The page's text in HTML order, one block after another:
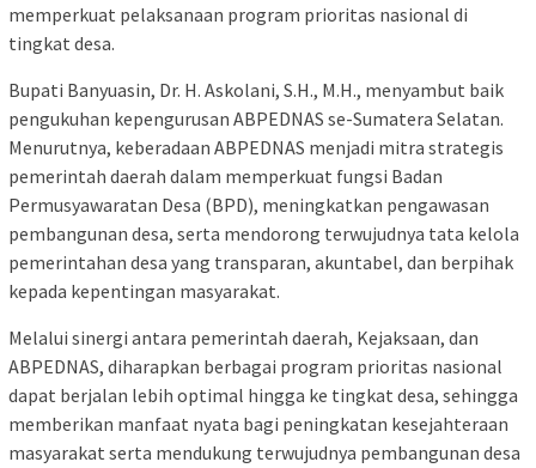
memperkuat pelaksanaan program prioritas nasional di
tingkat desa.
Bupati Banyuasin, Dr. H. Askolani, S.H., M.H., menyambut baik
pengukuhan kepengurusan ABPEDNAS se-Sumatera Selatan.
Menurutnya, keberadaan ABPEDNAS menjadi mitra strategis
pemerintah daerah dalam memperkuat fungsi Badan
Permusyawaratan Desa (BPD), meningkatkan pengawasan
pembangunan desa, serta mendorong terwujudnya tata kelola
pemerintahan desa yang transparan, akuntabel, dan berpihak
kepada kepentingan masyarakat.
Melalui sinergi antara pemerintah daerah, Kejaksaan, dan
ABPEDNAS, diharapkan berbagai program prioritas nasional
dapat berjalan lebih optimal hingga ke tingkat desa, sehingga
memberikan manfaat nyata bagi peningkatan kesejahteraan
masyarakat serta mendukung terwujudnya pembangunan desa